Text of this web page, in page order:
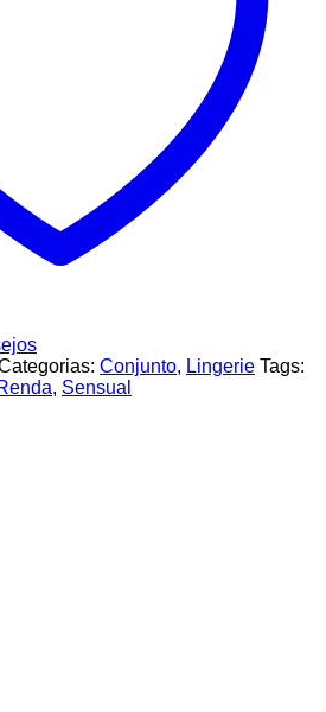
Conjunto, Lingerie Tags:
, Sensual